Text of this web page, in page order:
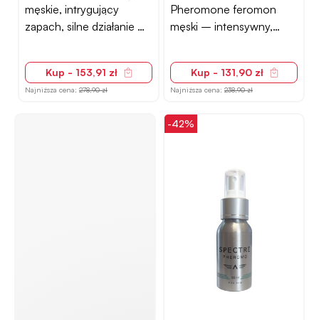
męskie, intrygujący
zapach, silne działanie –
Kup - 153,91 zł
Najniższa cena: 278,90 zł
Pheromone feromon
męski – intensywny,
Kup - 131,90 zł
Najniższa cena: 238,90 zł
-42%